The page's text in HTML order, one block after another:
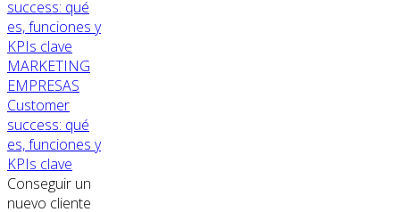
MARKETING
EMPRESAS
Customer
success: qué
es, funciones y
KPIs clave
Conseguir un
nuevo cliente